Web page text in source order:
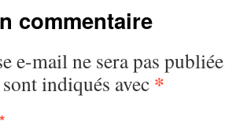
commentaire
e-mail ne sera pas
indiqués avec *
*